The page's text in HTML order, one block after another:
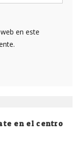
en este
en el centro